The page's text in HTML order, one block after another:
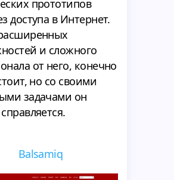
прототипов
доступа в Интернет.
и сложного
от него, конечно
но со своими
задачами он
Balsamiq